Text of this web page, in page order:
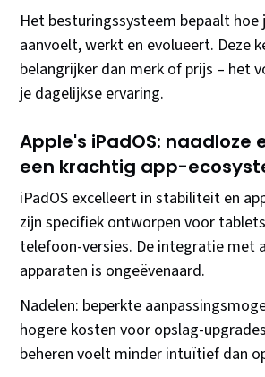
Het besturingssysteem bepaalt
aanvoelt, werkt en evolueert. Deze
belangrijker dan merk of prijs – het
je dagelijkse ervaring.
Apple's iPadOS: naadloze
een krachtig app-
iPadOS excelleert in stabiliteit en
zijn specifiek ontworpen voor
telefoon-versies. De integratie met
apparaten is ongeëvenaard.
Nadelen: beperkte
hogere kosten voor opslag-
beheren voelt minder intuïtief dan